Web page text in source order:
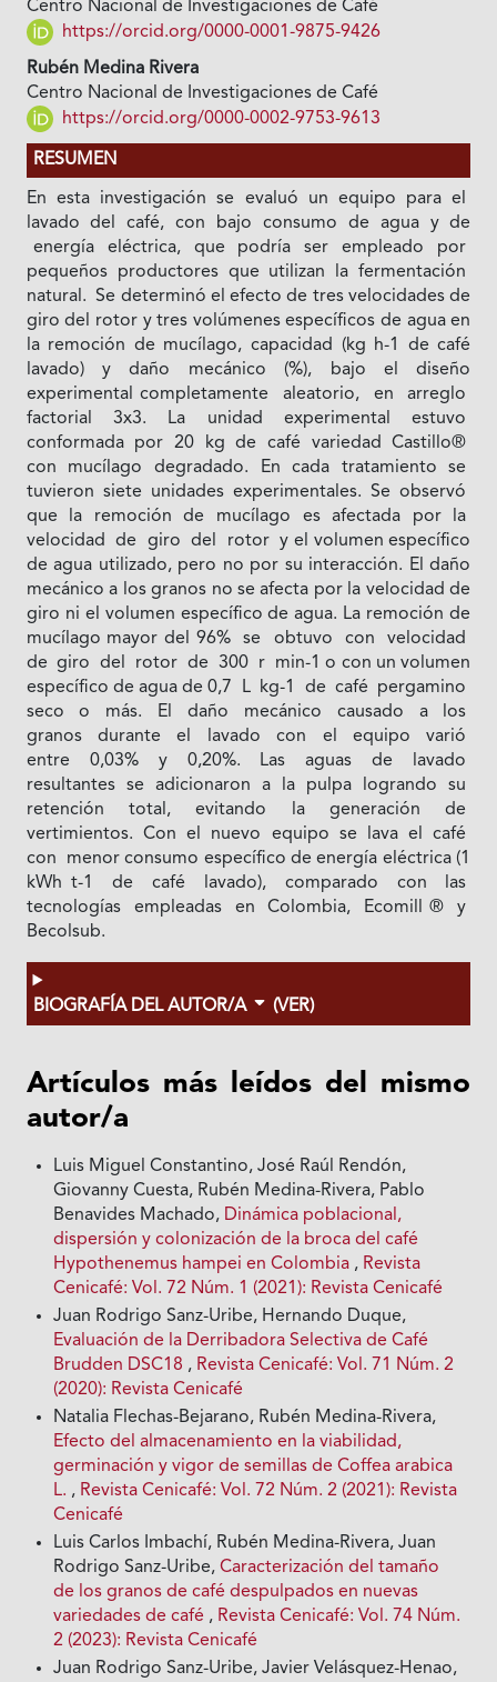
Centro Nacional de Investigaciones de Café
https://orcid.org/0000-0001-9875-9426
Rubén Medina Rivera
Centro Nacional de Investigaciones de Café
https://orcid.org/0000-0002-9753-9613
RESUMEN
En esta investigación se evaluó un equipo para el
lavado del café, con bajo consumo de agua y de
energía eléctrica, que podría ser empleado por
pequeños productores que utilizan la fermentación
natural. Se determinó el efecto de tres velocidades de
giro del rotor y tres volúmenes específicos de agua en
la remoción de mucílago, capacidad (kg h-1 de café
lavado) y daño mecánico (%), bajo el diseño
experimental completamente aleatorio, en arreglo
factorial 3x3. La unidad experimental estuvo
conformada por 20 kg de café variedad Castillo®
con mucílago degradado. En cada tratamiento se
tuvieron siete unidades experimentales. Se observó
que la remoción de mucílago es afectada por la
velocidad de giro del rotor y el volumen específico
de agua utilizado, pero no por su interacción. El daño
mecánico a los granos no se afecta por la velocidad de
giro ni el volumen específico de agua. La remoción de
mucílago mayor del 96% se obtuvo con velocidad
de giro del rotor de 300 r min-1 o con un volumen
específico de agua de 0,7 L kg-1 de café pergamino
seco o más. El daño mecánico causado a los
granos durante el lavado con el equipo varió
entre 0,03% y 0,20%. Las aguas de lavado
resultantes se adicionaron a la pulpa logrando su
retención total, evitando la generación de
vertimientos. Con el nuevo equipo se lava el café
con menor consumo específico de energía eléctrica (1
kWh t-1 de café lavado), comparado con las
tecnologías empleadas en Colombia, Ecomill ® y
Becolsub.
BIOGRAFÍA DEL AUTOR/A (VER)
Artículos más leídos del mismo
autor/a
Luis Miguel Constantino, José Raúl Rendón,
Giovanny Cuesta, Rubén Medina-Rivera, Pablo
Benavides Machado, Dinámica poblacional,
dispersión y colonización de la broca del café
Hypothenemus hampei en Colombia , Revista
Cenicafé: Vol. 72 Núm. 1 (2021): Revista Cenicafé
Juan Rodrigo Sanz-Uribe, Hernando Duque,
Evaluación de la Derribadora Selectiva de Café
Brudden DSC18 , Revista Cenicafé: Vol. 71 Núm. 2
(2020): Revista Cenicafé
Natalia Flechas-Bejarano, Rubén Medina-Rivera,
Efecto del almacenamiento en la viabilidad,
germinación y vigor de semillas de Coffea arabica
L. , Revista Cenicafé: Vol. 72 Núm. 2 (2021): Revista
Cenicafé
Luis Carlos Imbachí, Rubén Medina-Rivera, Juan
Rodrigo Sanz-Uribe,Caracterización del tamaño
de los granos de café despulpados en nuevas
variedades de café , Revista Cenicafé: Vol. 74 Núm.
2 (2023): Revista Cenicafé
Juan Rodrigo Sanz-Uribe, Javier Velásquez-Henao,